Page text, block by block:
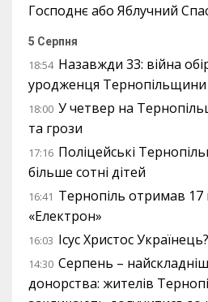
Господнє або Яблучний
5 Серпня
18:54 Назавжди 33: війна
уродженця
18:00 У четвер на
та грози
17:16 Поліцейські
більше сотні дітей
16:41 Тернопіль отримав 17
«Електрон»
16:03 Ісус Христос Українець?
14:30 Серпень –
донорства: жителів